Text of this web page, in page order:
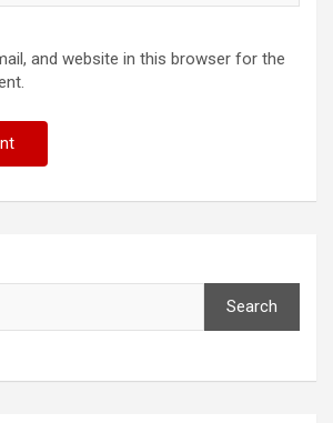
and website in this browser for the
Search